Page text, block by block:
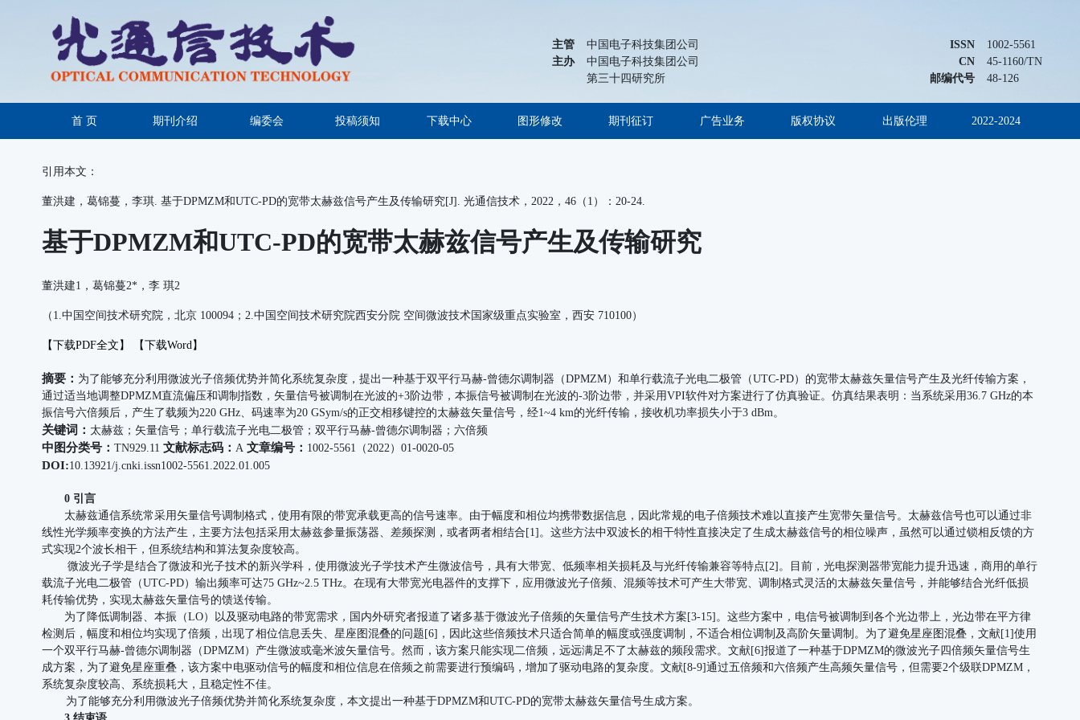
主管
中国电子科技集团公司
主办
中国电子科技集团公司
第三十四研究所
ISSN
1002-5561
CN
45-1160/TN
邮编代号
48-126
首 页 期刊介绍 编委会 投稿须知 下载中心 图形修改 期刊征订 广告业务 版权协议 出版伦理 2022-2024
引用本文：
董洪建，葛锦蔓，李琪. 基于DPMZM和UTC-PD的宽带太赫兹信号产生及传输研究[J]. 光通信技术，2022，46（1）：20-24.
基于DPMZM和UTC-PD的宽带太赫兹信号产生及传输研究
董洪建1，葛锦蔓2*，李 琪2
（1.中国空间技术研究院，北京 100094；2.中国空间技术研究院西安分院 空间微波技术国家级重点实验室，西安 710100）
【下载PDF全文】 【下载Word】
摘要： 为了能够充分利用微波光子倍频优势并简化系统复杂度，提出一种基于双平行马赫-曾德尔调制器（DPMZM）和单行载流子光电二极管（UTC-PD）的宽带太赫兹矢量信号产生及光纤传输方案，
通过适当地调整DPMZM直流偏压和调制指数，矢量信号被调制在光波的+3阶边带，本振信号被调制在光波的-3阶边带，并采用VPI软件对方案进行了仿真验证。仿真结果表明：当系统采用36.7 GHz的本
振信号六倍频后，产生了载频为220 GHz、码速率为20 GSym/s的正交相移键控的太赫兹矢量信号，经1~4 km的光纤传输，接收机功率损失小于3 dBm。
关键词： 太赫兹；矢量信号；单行载流子光电二极管；双平行马赫-曾德尔调制器；六倍频
中图分类号：TN929.11文献标志码： A文章编号： 1002-5561（2022）01-0020-05
DOI:10.13921/j.cnki.issn1002-5561.2022.01.005
0 引言
太赫兹通信系统常采用矢量信号调制格式，使用有限的带宽承载更高的信号速率。由于幅度和相位均携带数据信息，因此常规的电子倍频技术难以直接产生宽带矢量信号。太赫兹信号也可以通过非
线性光学频率变换的方法产生，主要方法包括采用太赫兹参量振荡器、差频探测，或者两者相结合[1]。这些方法中双波长的相干特性直接决定了生成太赫兹信号的相位噪声，虽然可以通过锁相反馈的方
式实现2个波长相干，但系统结构和算法复杂度较高。
微波光子学是结合了微波和光子技术的新兴学科，使用微波光子学技术产生微波信号，具有大带宽、低频率相关损耗及与光纤传输兼容等特点[2]。目前，光电探测器带宽能力提升迅速，商用的单行
载流子光电二极管（UTC-PD）输出频率可达75 GHz~2.5 THz。在现有大带宽光电器件的支撑下，应用微波光子倍频、混频等技术可产生大带宽、调制格式灵活的太赫兹矢量信号，并能够结合光纤低损
耗传输优势，实现太赫兹矢量信号的馈送传输。
为了降低调制器、本振（LO）以及驱动电路的带宽需求，国内外研究者报道了诸多基于微波光子倍频的矢量信号产生技术方案[3-15]。这些方案中，电信号被调制到各个光边带上，光边带在平方律
检测后，幅度和相位均实现了倍频，出现了相位信息丢失、星座图混叠的问题[6]，因此这些倍频技术只适合简单的幅度或强度调制，不适合相位调制及高阶矢量调制。为了避免星座图混叠，文献[1]使用
一个双平行马赫-曾德尔调制器（DPMZM）产生微波或毫米波矢量信号。然而，该方案只能实现二倍频，远远满足不了太赫兹的频段需求。文献[6]报道了一种基于DPMZM的微波光子四倍频矢量信号生
成方案，为了避免星座重叠，该方案中电驱动信号的幅度和相位信息在倍频之前需要进行预编码，增加了驱动电路的复杂度。文献[8-9]通过五倍频和六倍频产生高频矢量信号，但需要2个级联DPMZM，
系统复杂度较高、系统损耗大，且稳定性不佳。
为了能够充分利用微波光子倍频优势并简化系统复杂度，本文提出一种基于DPMZM和UTC-PD的宽带太赫兹矢量信号生成方案。